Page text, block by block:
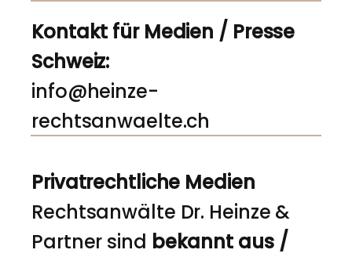
Kontakt für Medien / Presse
Schweiz:
info@heinze-
rechtsanwaelte.ch
Privatrechtliche Medien
Rechtsanwälte Dr. Heinze &
Partner sind bekannt aus /